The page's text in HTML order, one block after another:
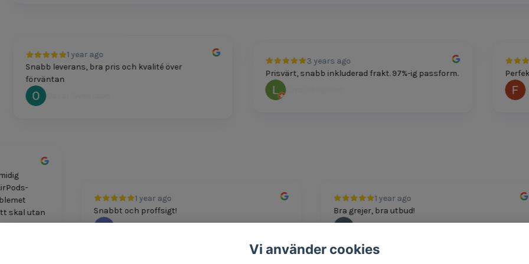
1 year ago
Snabb leverans, bra pris och kvalité över
förväntan
Oscar Svensson
3 years ago
Prisvärt, snabb inkluderad frakt. 97%-ig passform.
Lars Skoglund
Perfekt
1 year ago
Bra grejer, bra utbud!
1 year ago
Snabbt och proffsigt!
skal utan
Vi använder cookies